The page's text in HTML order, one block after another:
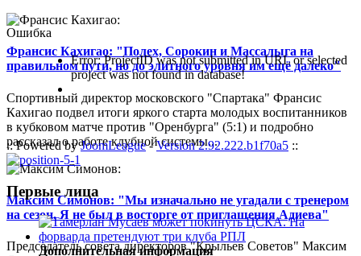
Франсис Кахигао: "Полех, Сорокин и Массалыга на
правильном пути, но до элитного уровня им ещё далеко"
Спортивный директор московского "Спартака" Франсис
Кахигао подвел итоги яркого старта молодых воспитанников
в кубковом матче против "Оренбурга" (5:1) и подробно
рассказал о работе клубной системы...
Максим Симонов: "Мы изначально не угадали с тренером
на сезон. Я не был в восторге от приглашения Адиева"
Председатель совета директоров "Крыльев Советов" Максим
Ошибка
Error: ProjectID was not submitted in URL or selected
project was not found in database!
:: Powered byJoomLeague-Version 2.92.222.b1f70a5 ::
Первые лица
Дополнительная информация